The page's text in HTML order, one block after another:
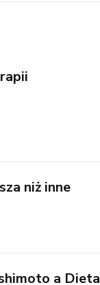
niż inne
a Dieta